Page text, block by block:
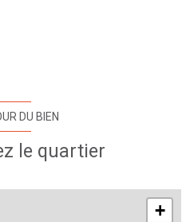
DU BIEN
le quartier
+